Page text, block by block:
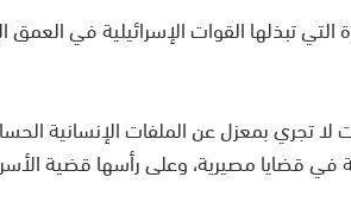
التي تبذلها القوات الإسرائيلية في
لا تجري بمعزل عن الملفات الإنسانية
في قضايا مصيرية، وعلى رأسها قضية